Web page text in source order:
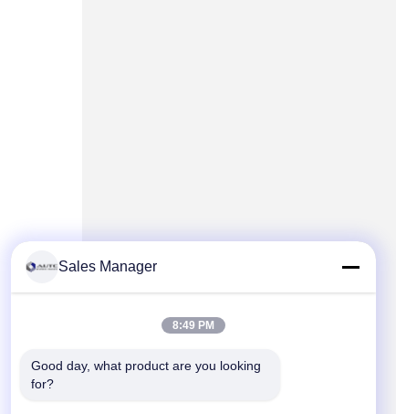
Sales Manager
8:49 PM
Good day, what product are you looking
for?